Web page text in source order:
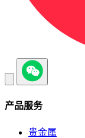
产品服务
贵金属